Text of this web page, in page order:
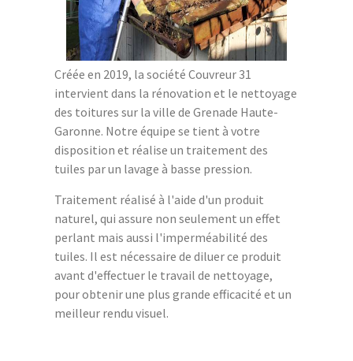
Créée en 2019, la société Couvreur 31
intervient dans la rénovation et le nettoyage
des toitures sur la ville de Grenade Haute-
Garonne. Notre équipe se tient à votre
disposition et réalise un traitement des
tuiles par un lavage à basse pression.
Traitement réalisé à l'aide d'un produit
naturel, qui assure non seulement un effet
perlant mais aussi l'imperméabilité des
tuiles. Il est nécessaire de diluer ce produit
avant d'effectuer le travail de nettoyage,
pour obtenir une plus grande efficacité et un
meilleur rendu visuel.